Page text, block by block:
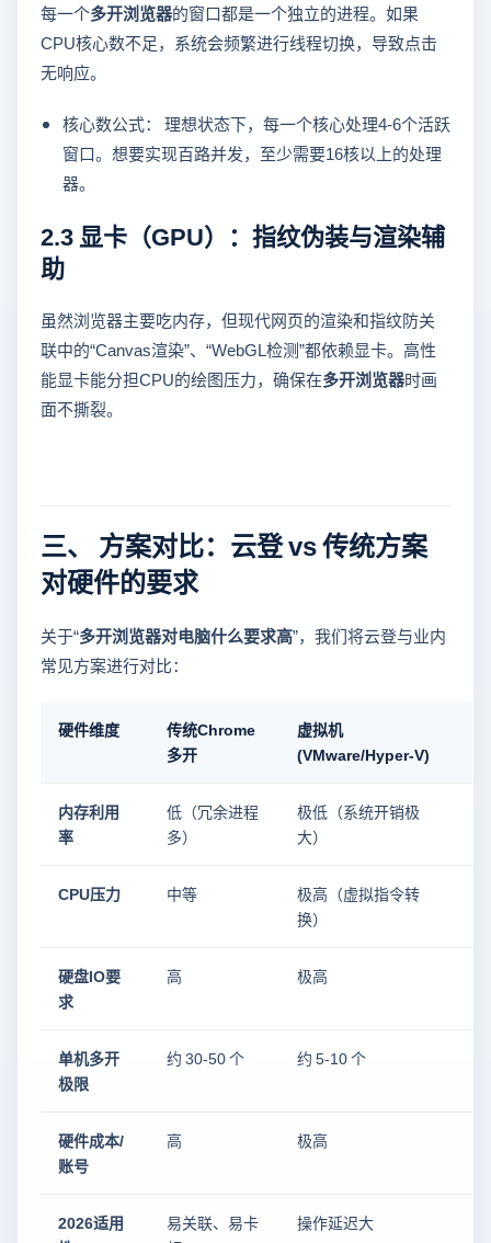
每一个多开浏览器的窗口都是一个独立的进程。如果
CPU核心数不足，系统会频繁进行线程切换，导致点击
无响应。
核心数公式： 理想状态下，每一个核心处理4-6个活跃
窗口。想要实现百路并发，至少需要16核以上的处理
器。
2.3 显卡（GPU）：指纹伪装与渲染辅
助
虽然浏览器主要吃内存，但现代网页的渲染和指纹防关
联中的“Canvas渲染”、“WebGL检测”都依赖显卡。高性
能显卡能分担CPU的绘图压力，确保在多开浏览器时画
面不撕裂。
三、 方案对比：云登 vs 传统方案
对硬件的要求
关于“多开浏览器对电脑什么要求高”，我们将云登与业内
常见方案进行对比：
硬件维度
传统Chrome
多开
虚拟机
(VMware/Hyper-V)
内存利用
率
低（冗余进程
多）
极低（系统开销极
大）
CPU压力 中等
极高（虚拟指令转
换）
硬盘IO要
求
高 极高
单机多开
极限
约 30-50 个 约 5-10 个
硬件成本/
账号
高 极高
2026适用
易关联、易卡
操作延迟大